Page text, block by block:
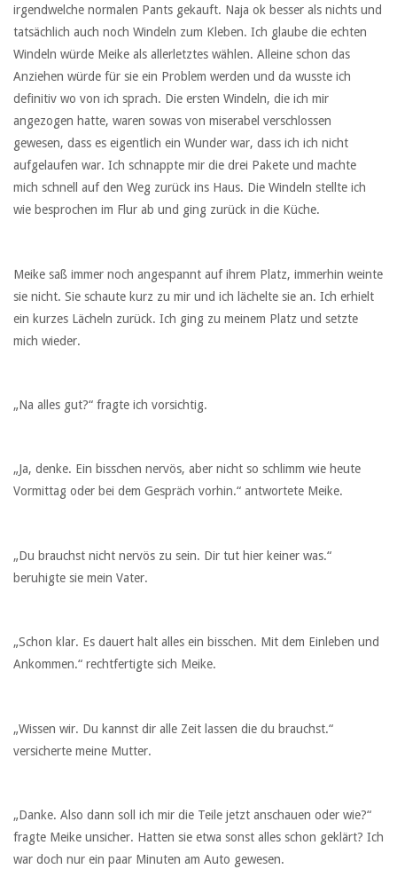
irgendwelche normalen Pants gekauft. Naja ok besser als nichts und
tatsächlich auch noch Windeln zum Kleben. Ich glaube die echten
Windeln würde Meike als allerletztes wählen. Alleine schon das
Anziehen würde für sie ein Problem werden und da wusste ich
definitiv wo von ich sprach. Die ersten Windeln, die ich mir
angezogen hatte, waren sowas von miserabel verschlossen
gewesen, dass es eigentlich ein Wunder war, dass ich ich nicht
aufgelaufen war. Ich schnappte mir die drei Pakete und machte
mich schnell auf den Weg zurück ins Haus. Die Windeln stellte ich
wie besprochen im Flur ab und ging zurück in die Küche.
Meike saß immer noch angespannt auf ihrem Platz, immerhin weinte
sie nicht. Sie schaute kurz zu mir und ich lächelte sie an. Ich erhielt
ein kurzes Lächeln zurück. Ich ging zu meinem Platz und setzte
mich wieder.
„Na alles gut?“ fragte ich vorsichtig.
„Ja, denke. Ein bisschen nervös, aber nicht so schlimm wie heute
Vormittag oder bei dem Gespräch vorhin.“ antwortete Meike.
„Du brauchst nicht nervös zu sein. Dir tut hier keiner was.“
beruhigte sie mein Vater.
„Schon klar. Es dauert halt alles ein bisschen. Mit dem Einleben und
Ankommen.“ rechtfertigte sich Meike.
„Wissen wir. Du kannst dir alle Zeit lassen die du brauchst.“
versicherte meine Mutter.
„Danke. Also dann soll ich mir die Teile jetzt anschauen oder wie?“
fragte Meike unsicher. Hatten sie etwa sonst alles schon geklärt? Ich
war doch nur ein paar Minuten am Auto gewesen.